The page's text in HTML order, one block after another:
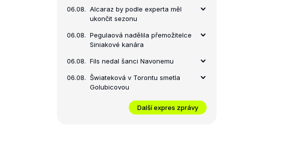
06.08. Alcaraz by podle experta měl
ukončit sezonu
06.08. Pegulaová nadělila přemožitelce
Siniakové kanára
06.08. Fils nedal šanci Navonemu
06.08. Šwiateková v Torontu smetla
Golubicovou
Další expres zprávy